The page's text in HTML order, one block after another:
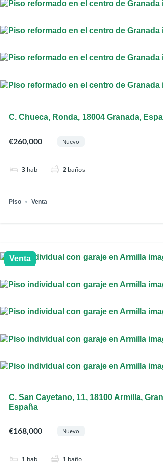
C. Chueca, Ronda, 18004 Granada,
€260,000 Nuevo
3 hab 2 baños
Piso Venta
Venta
C. San Cayetano, 11, 18100 Armilla,
España
€168,000 Nuevo
1 hab 1 baño